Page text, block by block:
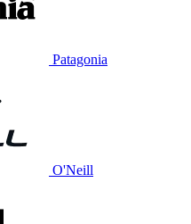
Patagonia
O'Neill